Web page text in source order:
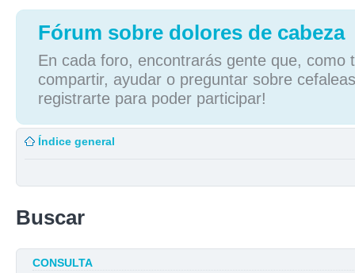
Fórum sobre dolores de cabeza
En cada foro, encontrarás gente que, como
compartir, ayudar o preguntar sobre
registrarte para poder participar!
Índice general
Buscar
CONSULTA